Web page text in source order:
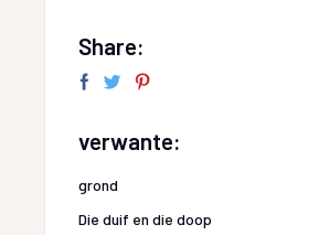
Share:
verwante:
grond
Die duif en die doop